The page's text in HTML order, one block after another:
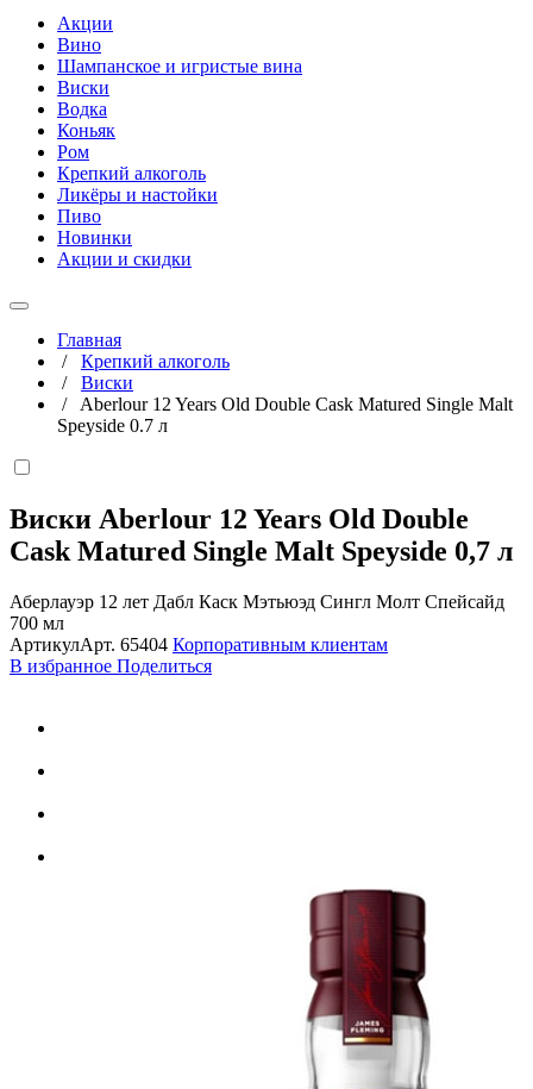
Акции
Вино
Шампанское и игристые вина
Виски
Водка
Коньяк
Ром
Крепкий алкоголь
Ликёры и настойки
Пиво
Новинки
Акции и скидки
Главная
/ Крепкий алкоголь
/ Виски
/ Aberlour 12 Years Old Double Cask Matured Single Malt
Speyside 0.7 л
Виски Aberlour 12 Years Old Double
Cask Matured Single Malt Speyside 0,7 л
Аберлауэр 12 лет Дабл Каск Мэтьюэд Сингл Молт Спейсайд
700 мл
АртикулАрт. 65404 Корпоративным клиентам
В избранное Поделиться